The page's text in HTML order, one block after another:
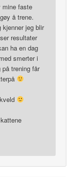
mine faste
å trene.
kjenner jeg blir
resultater
ha en dag
smerter i
på trening får